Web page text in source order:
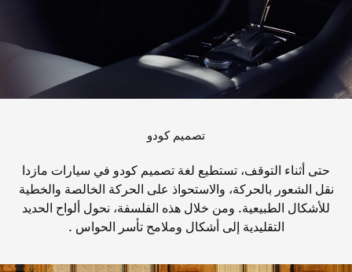
تصميم كودو
حتى أثناء التوقف، تستطيع لغة تصميم كودو في سيارات مازدا
نقل الشعور بالحركة، والاستحواذ على الحركة الخالصة والخطية
للأشكال الطبيعية. ومن خلال هذه الفلسفة، نحول ألواح الحديد
التقليدية إلى أشكال وملامح تأسر الحواس .